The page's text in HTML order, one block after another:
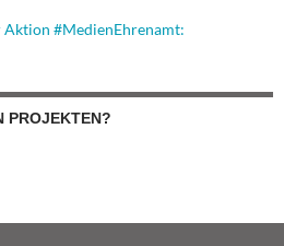
#MedienEhrenamt:
PROJEKTEN?